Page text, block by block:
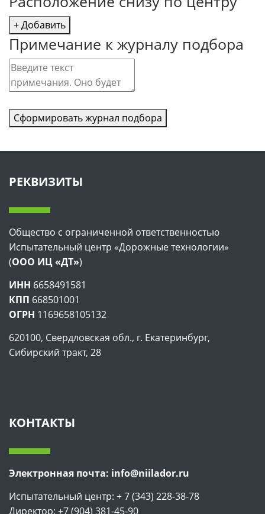
+ Добавить
Примечание к журналу подбора
Сформировать журнал подбора
РЕКВИЗИТЫ
Общество с ограниченной ответственностью
Испытательный центр «Дорожные технологии»
(ООО ИЦ «ДТ»)
ИНН 6658491581
КПП 668501001
ОГРН 1169658105132
620100, Свердловская обл., г. Екатеринбург,
Сибирский тракт, 28
КОНТАКТЫ
Электронная почта: info@niilador.ru
Испытательный центр: + 7 (343) 228-38-78
Директор: +7 (904) 381-45-90